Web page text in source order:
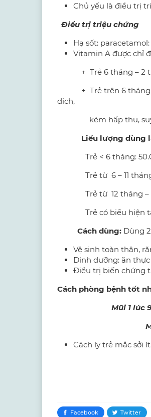
Chủ yếu là điều trị
Điều trị triệu chứng
Hạ sốt:
Vitamin A được chỉ
+ Trẻ 6 tháng – 2
+ Trẻ trên 6 tháng
dịch,
kém hấp thu, suy
Liều lượng dùng
Trẻ < 6 tháng:
Trẻ từ 6 – 11 tháng:
Trẻ từ 12 tháng – 5
Trẻ có biểu hiện tại
Cách dùng: Dùng
Vệ sinh toàn thân,
Dinh dưỡng: ăn
Điều trị biến chứng
Cách phòng bệnh tốt
Mũi 1 lúc
Cách ly trẻ mắc sởi
Thạc sĩ
( P. Trưởng
Facebook Twitter